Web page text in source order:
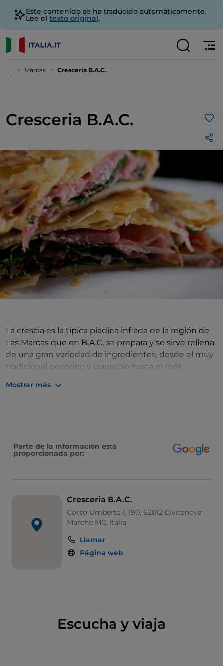
Este contenido se ha traducido automáticamente.
Lee el texto original.
... Marcas Cresceria B.A.C.
Cresceria B.A.C. Me
La crescia es la típica piadina inflada de la región de
Las Marcas que en B.A.C. se prepara y se sirve rellena
de una gran variedad de ingredientes, desde el muy
tradicional pecorino y ciauscolo hasta el más
Mostrar más
Parte de la información está
proporcionada por:
Cresceria B.A.C.
Corso Umberto I, 190, 62012 Civitanova
Marche MC, Italia
Llamar
Página web
Escucha y viaja